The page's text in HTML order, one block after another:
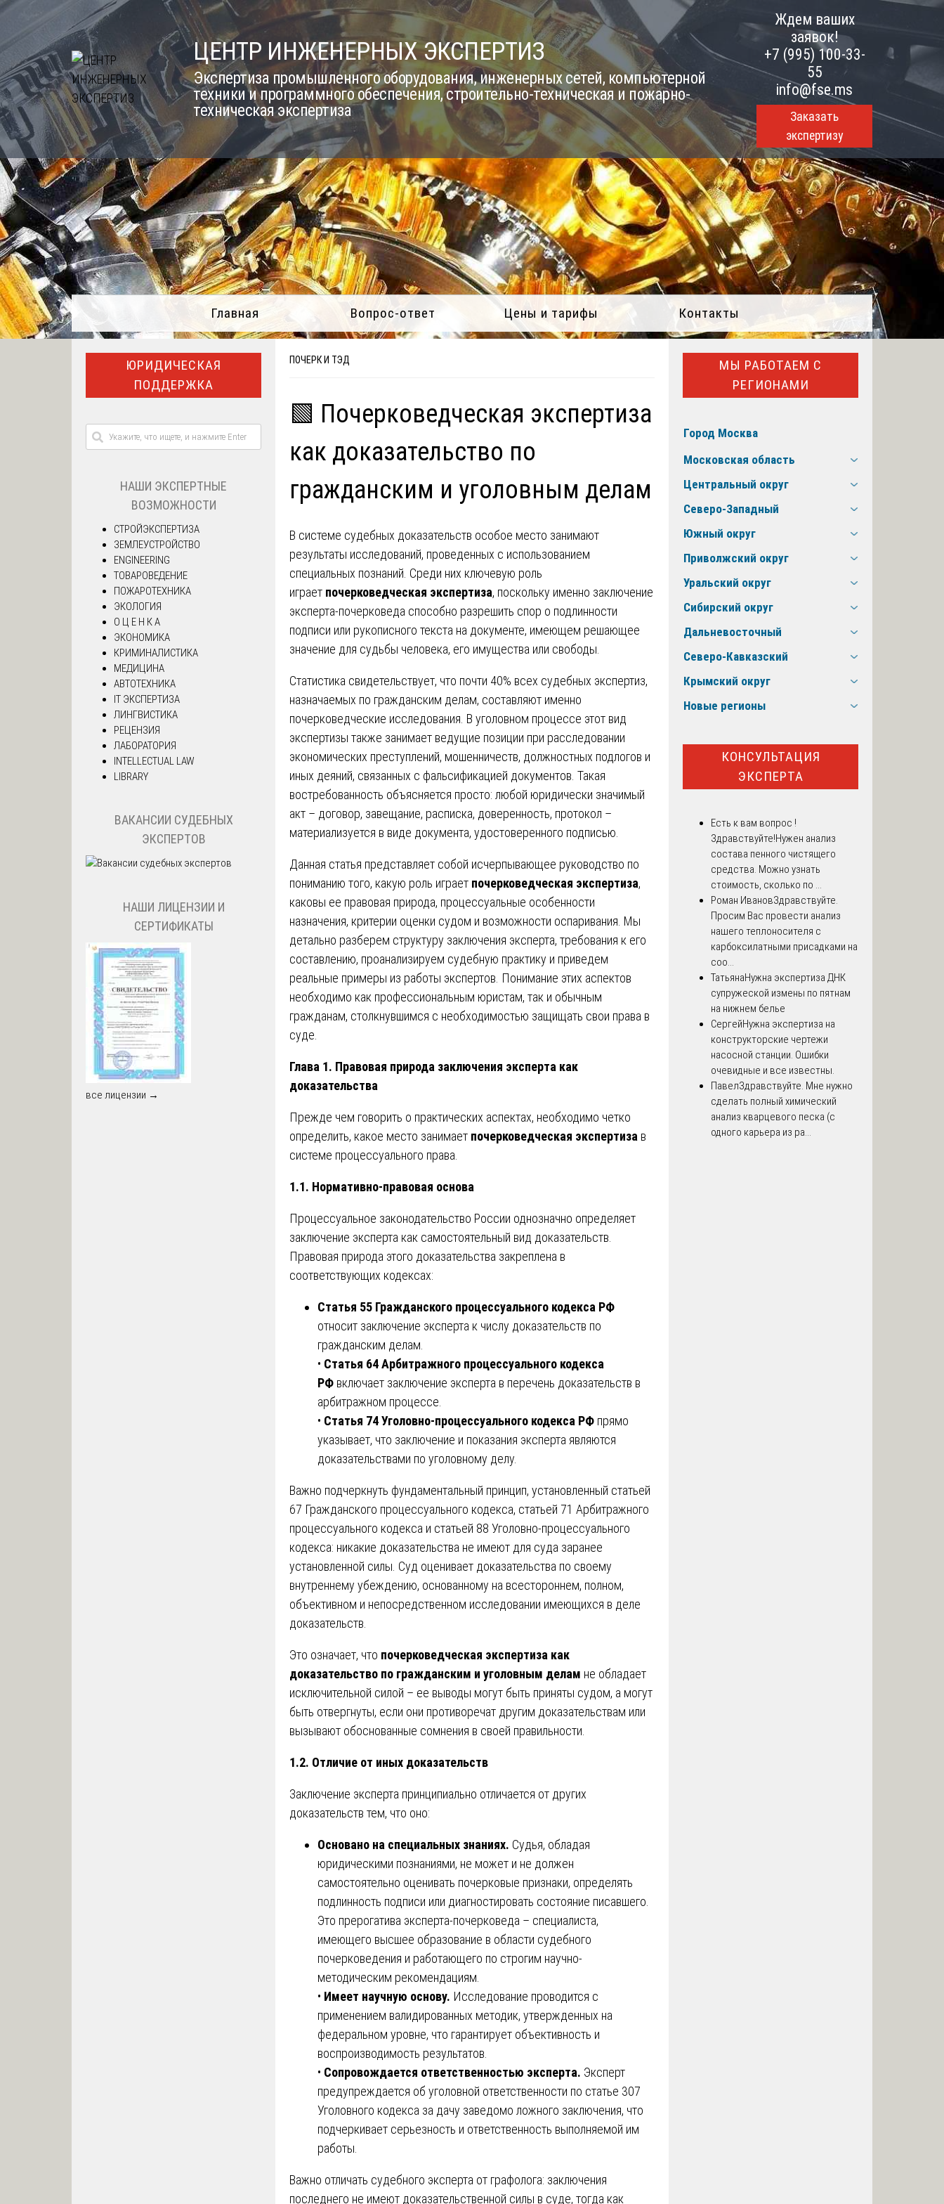
Skip
content
ЦЕНТР ИНЖЕНЕРНЫХ ЭКСПЕРТИЗ
Экспертиза промышленного оборудования, инженерных сетей, компьютерной
техники и программного обеспечения, строительно-техническая и пожарно-
техническая экспертиза
Ждем ваших
заявок!
+7 (995) 100-33-
55
info@fse.ms
Заказать
экспертизу
Главная Вопрос-ответ Цены и тарифы Контакты
ПОЧЕРК И ТЭД
🟩 Почерковедческая экспертиза
как доказательство по
гражданским и уголовным делам
В системе судебных доказательств особое место занимают
результаты исследований, проведенных с использованием
специальных познаний. Среди них ключевую роль
играет почерковедческая экспертиза, поскольку именно заключение
эксперта-почерковеда способно разрешить спор о подлинности
подписи или рукописного текста на документе, имеющем решающее
значение для судьбы человека, его имущества или свободы.
Статистика свидетельствует, что почти 40% всех судебных экспертиз,
назначаемых по гражданским делам, составляют именно
почерковедческие исследования. В уголовном процессе этот вид
экспертизы также занимает ведущие позиции при расследовании
экономических преступлений, мошенничеств, должностных подлогов и
иных деяний, связанных с фальсификацией документов. Такая
востребованность объясняется просто: любой юридически значимый
акт – договор, завещание, расписка, доверенность, протокол –
материализуется в виде документа, удостоверенного подписью.
Данная статья представляет собой исчерпывающее руководство по
пониманию того, какую роль играет почерковедческая экспертиза,
каковы ее правовая природа, процессуальные особенности
назначения, критерии оценки судом и возможности оспаривания. Мы
детально разберем структуру заключения эксперта, требования к его
составлению, проанализируем судебную практику и приведем
реальные примеры из работы экспертов. Понимание этих аспектов
необходимо как профессиональным юристам, так и обычным
гражданам, столкнувшимся с необходимостью защищать свои права в
суде.
Глава 1. Правовая природа заключения эксперта как
доказательства
Прежде чем говорить о практических аспектах, необходимо четко
определить, какое место занимает почерковедческая экспертиза в
системе процессуального права.
1.1. Нормативно-правовая основа
Процессуальное законодательство России однозначно определяет
заключение эксперта как самостоятельный вид доказательств.
Правовая природа этого доказательства закреплена в
соответствующих кодексах:
Статья 55 Гражданского процессуального кодекса РФ
относит заключение эксперта к числу доказательств по
гражданским делам.
• Статья 64 Арбитражного процессуального кодекса
РФ включает заключение эксперта в перечень доказательств в
арбитражном процессе.
• Статья 74 Уголовно-процессуального кодекса РФ прямо
указывает, что заключение и показания эксперта являются
доказательствами по уголовному делу.
Важно подчеркнуть фундаментальный принцип, установленный статьей
67 Гражданского процессуального кодекса, статьей 71 Арбитражного
процессуального кодекса и статьей 88 Уголовно-процессуального
кодекса: никакие доказательства не имеют для суда заранее
установленной силы. Суд оценивает доказательства по своему
внутреннему убеждению, основанному на всестороннем, полном,
объективном и непосредственном исследовании имеющихся в деле
доказательств.
Это означает, что почерковедческая экспертиза как
доказательство по гражданским и уголовным делам не обладает
исключительной силой – ее выводы могут быть приняты судом, а могут
быть отвергнуты, если они противоречат другим доказательствам или
вызывают обоснованные сомнения в своей правильности.
1.2. Отличие от иных доказательств
Заключение эксперта принципиально отличается от других
доказательств тем, что оно:
Основано на специальных знаниях. Судья, обладая
юридическими познаниями, не может и не должен
самостоятельно оценивать почерковые признаки, определять
подлинность подписи или диагностировать состояние писавшего.
Это прерогатива эксперта-почерковеда – специалиста,
имеющего высшее образование в области судебного
почерковедения и работающего по строгим научно-
методическим рекомендациям.
• Имеет научную основу. Исследование проводится с
применением валидированных методик, утвержденных на
федеральном уровне, что гарантирует объективность и
воспроизводимость результатов.
• Сопровождается ответственностью эксперта. Эксперт
предупреждается об уголовной ответственности по статье 307
Уголовного кодекса за дачу заведомо ложного заключения, что
подчеркивает серьезность и ответственность выполняемой им
работы.
Важно отличать судебного эксперта от графолога: заключения
последнего не имеют доказательственной силы в суде, тогда как
ЮРИДИЧЕСКАЯ
ПОДДЕРЖКА
НАШИ ЭКСПЕРТНЫЕ
ВОЗМОЖНОСТИ
СТРОЙЭКСПЕРТИЗА
ЗЕМЛЕУСТРОЙСТВО
ENGINEERING
ТОВАРОВЕДЕНИЕ
ПОЖАРОТЕХНИКА
ЭКОЛОГИЯ
О Ц Е Н К А
ЭКОНОМИКА
КРИМИНАЛИСТИКА
МЕДИЦИНА
АВТОТЕХНИКА
IT ЭКСПЕРТИЗА
ЛИНГВИСТИКА
РЕЦЕНЗИЯ
ЛАБОРАТОРИЯ
INTELLECTUAL LAW
LIBRARY
ВАКАНСИИ СУДЕБНЫХ
ЭКСПЕРТОВ
НАШИ ЛИЦЕНЗИИ И
СЕРТИФИКАТЫ
все лицензии →
МЫ РАБОТАЕМ С
РЕГИОНАМИ
Город Москва
Московская область
Центральный округ
Северо-Западный
Южный округ
Приволжский округ
Уральский округ
Сибирский округ
Дальневосточный
Северо-Кавказский
Крымский округ
Новые регионы
КОНСУЛЬТАЦИЯ
ЭКСПЕРТА
Есть к вам вопрос !
Здравствуйте!Нужен анализ
состава пенного чистящего
средства. Можно узнать
стоимость, сколько по ...
Роман ИвановЗдравствуйте.
Просим Вас провести анализ
нашего теплоносителя с
карбоксилатными присадками на
соо...
ТатьянаНужна экспертиза ДНК
супружеской измены по пятнам
на нижнем белье
СергейНужна экспертиза на
конструкторские чертежи
насосной станции. Ошибки
очевидные и все известны.
ПавелЗдравствуйте. Мне нужно
сделать полный химический
анализ кварцевого песка (с
одного карьера из ра...